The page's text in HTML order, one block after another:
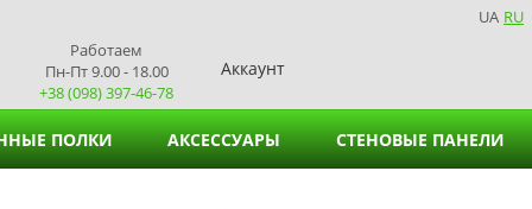
UA RU
Работаем
Пн-Пт 9.00 - 18.00
+38 (098) 397-46-78
Аккаунт
ПОЛКИ АКСЕССУАРЫ СТЕНОВЫЕ ПАНЕЛИ